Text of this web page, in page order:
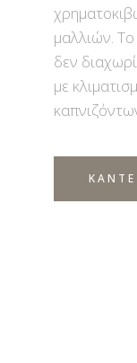
μαλλιών.
δεν
με